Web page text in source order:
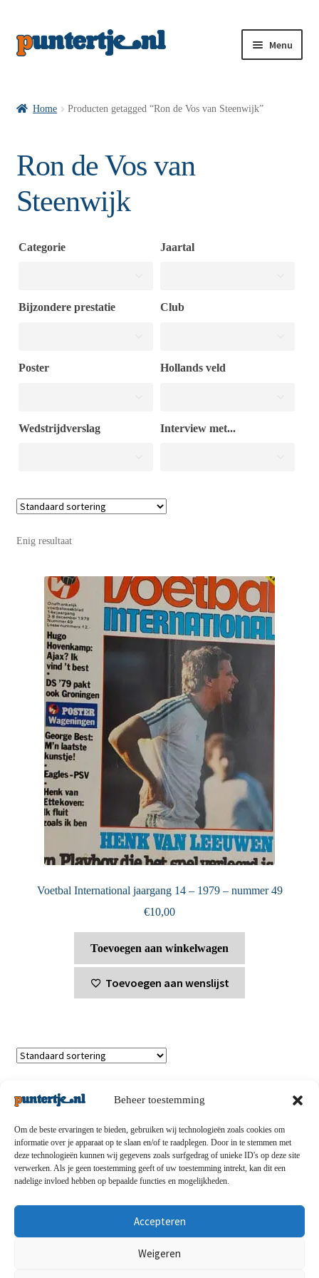
Beheer toestemming
Om de beste ervaringen te bieden, gebruiken wij technologieën zoals cookies om
informatie over je apparaat op te slaan en/of te raadplegen. Door in te stemmen met
deze technologieën kunnen wij gegevens zoals surfgedrag of unieke ID's op deze site
verwerken. Als je geen toestemming geeft of uw toestemming intrekt, kan dit een
nadelige invloed hebben op bepaalde functies en mogelijkheden.
Accepteren
Weigeren
Menu
VI’s met Hollandse Velden
VI’s met Posters
Wie is puntertje
Home Producten getagged “Ron de Vos van Steenwijk”
Ron de Vos van
Steenwijk
Categorie Jaartal
Bijzondere prestatie Club
Poster Hollands veld
Wedstrijdverslag Interview met...
Enig resultaat
Voetbal International jaargang 14 – 1979 – nummer 49
€10,00
Toevoegen aan winkelwagen
Toevoegen aan wenslijst
Privacybeleid-Verzending en retouren-Algemene
voorwaarden-Disclaimert-Betaalmethoden-Over ons
Contact